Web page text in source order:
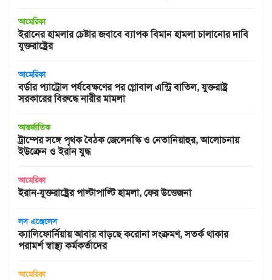
আমেরিকা
ইরানের হামলার চেষ্টার জবাবে ব্যাপক বিমান হামলা চালানোর দাবি
যুক্তরাষ্ট্রের
আমেরিকা
বর্ডার প্যাট্রোল পর্যবেক্ষণের পর গ্লোবাল এন্ট্রি বাতিল, যুক্তরাষ্ট্র
সরকারের বিরুদ্ধে নারীর মামলা
আন্তর্জাতিক
ট্রাম্পের সঙ্গে পৃথক বৈঠক জেলেনস্কি ও নেতানিয়াহুর, আলোচনায়
ইউক্রেন ও ইরান যুদ্ধ
আমেরিকা
ইরান-যুক্তরাষ্ট্রের পাল্টাপাল্টি হামলা, ফের উত্তেজনা
লস এঞ্জেলেস
ক্যালিফোর্নিয়ায় আবার বাড়ছে করোনা সংক্রমণ, সতর্ক থাকার
পরামর্শ স্বাস্থ্য কর্মকর্তাদের
আমেরিকা